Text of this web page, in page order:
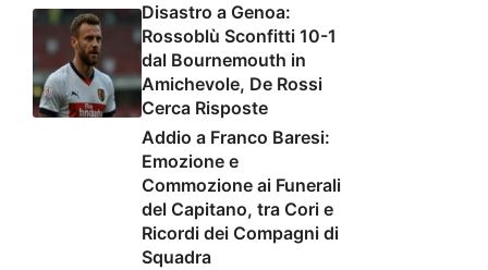
Disastro a Genoa:
Rossoblù Sconfitti 10-1
dal Bournemouth in
Amichevole, De Rossi
Cerca Risposte
Addio a Franco Baresi:
Emozione e
Commozione ai Funerali
del Capitano, tra Cori e
Ricordi dei Compagni di
Squadra